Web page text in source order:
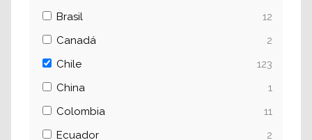
Brasil
12
Canadá
2
Chile
123
China
1
Colombia
11
Ecuador
2